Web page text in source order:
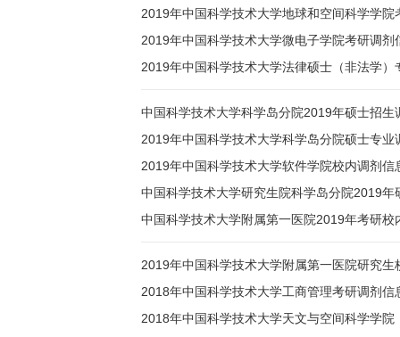
2019年中国科学技术大学地球和空间科学学院
2019年中国科学技术大学微电子学院考研调剂
2019年中国科学技术大学法律硕士（非法学）
中国科学技术大学科学岛分院2019年硕士招生
2019年中国科学技术大学科学岛分院硕士专业
2019年中国科学技术大学软件学院校内调剂信
中国科学技术大学研究生院科学岛分院2019年
中国科学技术大学附属第一医院2019年考研校
2019年中国科学技术大学附属第一医院研究生
2018年中国科学技术大学工商管理考研调剂信
2018年中国科学技术大学天文与空间科学学院